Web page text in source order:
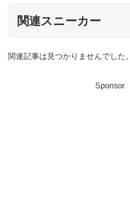
関連スニーカー
関連記事は見つかりませんでした。
Sponsor